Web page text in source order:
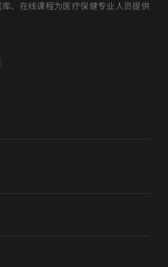
、在线课程为医疗保健专业人员提供